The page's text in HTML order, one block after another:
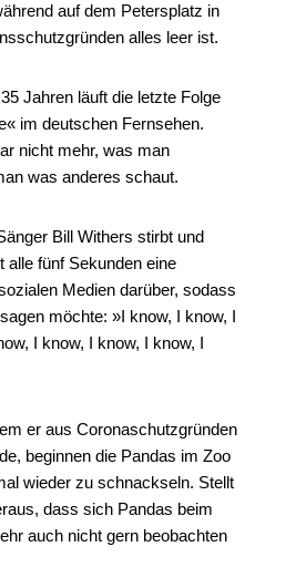
auf dem Petersplatz in
alles leer ist.
Jahren läuft die letzte Folge
im deutschen Fernsehen.
nicht mehr, was man
was anderes schaut.
Bill Withers stirbt und
alle fünf Sekunden eine
Medien darüber, sodass
möchte: »I know, I know, I
I know, I know, I know, I
er aus Coronaschutzgründen
beginnen die Pandas im Zoo
wieder zu schnackseln. Stellt
dass sich Pandas beim
auch nicht gern beobachten